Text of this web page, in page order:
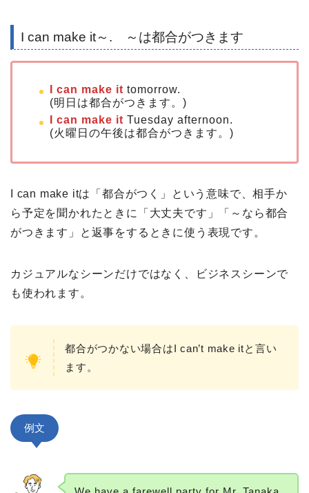
I can make it～. ～は都合がつきます
I can make it tomorrow.
(明日は都合がつきます。)
I can make it Tuesday afternoon.
(火曜日の午後は都合がつきます。)
I can make itは「都合がつく」という意味で、相手か
ら予定を聞かれたときに「大丈夫です」「～なら都合
がつきます」と返事をするときに使う表現です。
カジュアルなシーンだけではなく、ビジネスシーンで
も使われます。
都合がつかない場合はI can’t make itと言い
ます。
例文